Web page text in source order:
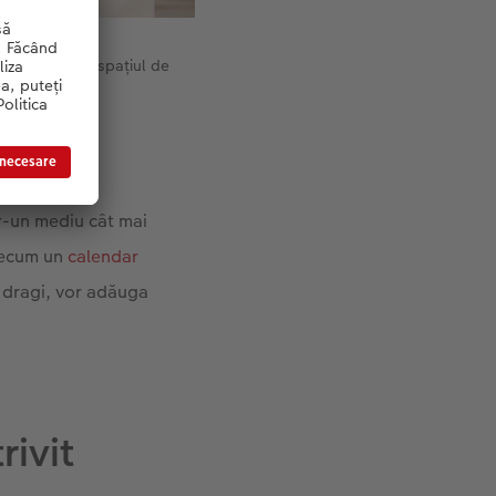
delimitat de spațiul de
mediu cât mai
un calendar
vor adăuga